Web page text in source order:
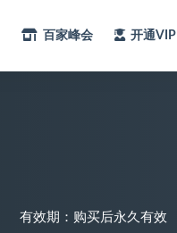
百家峰会 开通VIP
有效期：购买后永久有效